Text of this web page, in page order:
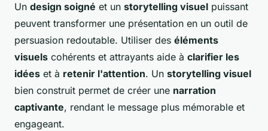
Un design soigné et un storytelling visuel puissant
peuvent transformer une présentation en un outil de
persuasion redoutable. Utiliser des éléments
visuels cohérents et attrayants aide à clarifier les
idées et à retenir l'attention. Un storytelling visuel
bien construit permet de créer une narration
captivante, rendant le message plus mémorable et
engageant.